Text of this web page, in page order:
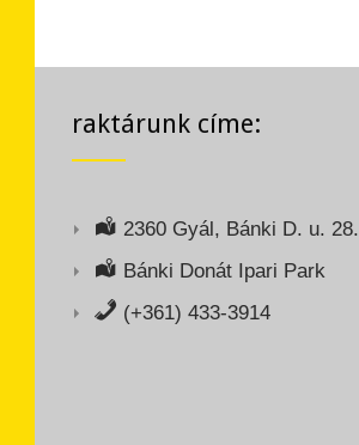
raktárunk címe:
2360 Gyál, Bánki D. u. 28.
Bánki Donát Ipari Park
(+361) 433-3914